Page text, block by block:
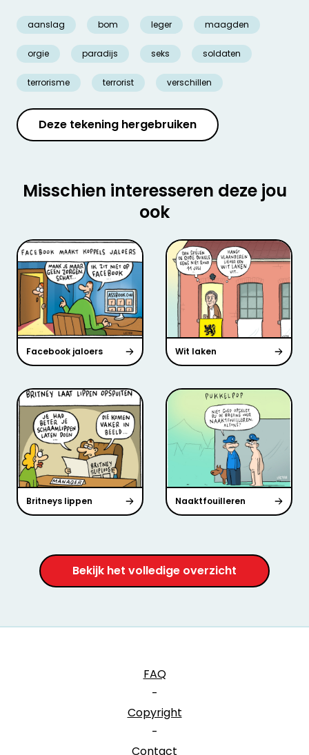
aanslag bom leger maagden
orgie paradijs seks soldaten
terrorisme terrorist verschillen
Deze tekening hergebruiken
Misschien interesseren deze jou
ook
Facebook jaloers Wit laken
Britneys lippen Naaktfouilleren
Bekijk het volledige overzicht
FAQ
-
Copyright
-
Contact